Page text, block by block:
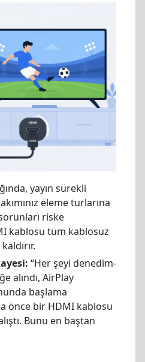
yayın sürekli
eleme turlarına
riske
kablosu tüm kablosuz
“Her şeyi denedim-
alındı, AirPlay
başlama
önce bir HDMI kablosu
Bunu en baştan